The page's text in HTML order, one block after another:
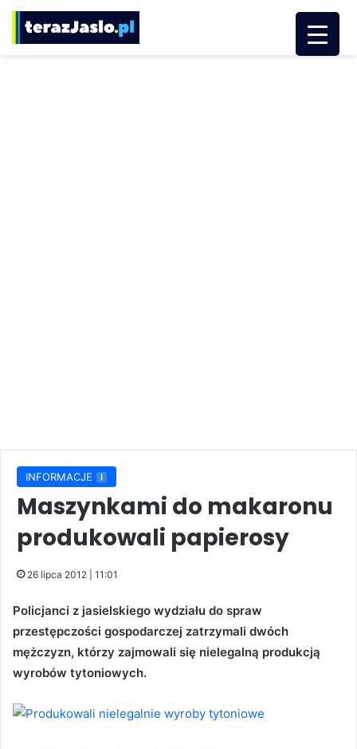
INFORMACJE
Maszynkami do makaronu
produkowali papierosy
26 lipca 2012 | 11:01
Policjanci z jasielskiego wydziału do spraw
przestępczości gospodarczej zatrzymali dwóch
mężczyzn, którzy zajmowali się nielegalną produkcją
wyrobów tytoniowych.